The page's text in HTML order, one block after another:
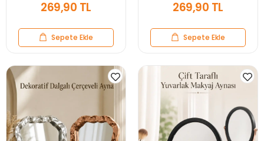
269,90 TL
Sepete Ekle
269,90 TL
Sepete Ekle